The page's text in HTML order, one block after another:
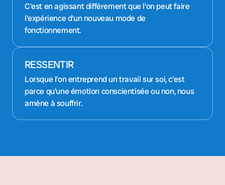
C'est en agissant différement que l'on peut faire
l'expérience d'un nouveau mode de
fonctionnement.
RESSENTIR
Lorsque l'on entreprend un travail sur soi, c'est
parce qu'une émotion conscientisée ou non, nous
amène à souffrir.